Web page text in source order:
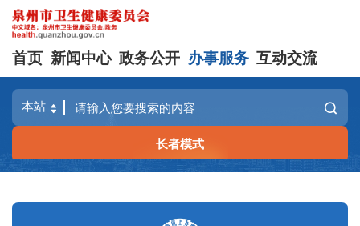
首页 新闻中心 政务公开 办事服务 互动交流
长者模式